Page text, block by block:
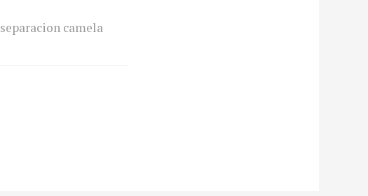
separacion camela